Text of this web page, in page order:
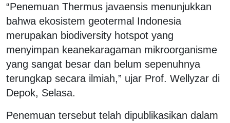
“Penemuan Thermus javaensis menunjukkan
bahwa ekosistem geotermal Indonesia
merupakan biodiversity hotspot yang
menyimpan keanekaragaman mikroorganisme
yang sangat besar dan belum sepenuhnya
terungkap secara ilmiah,” ujar Prof. Wellyzar di
Depok, Selasa.
Penemuan tersebut telah dipublikasikan dalam